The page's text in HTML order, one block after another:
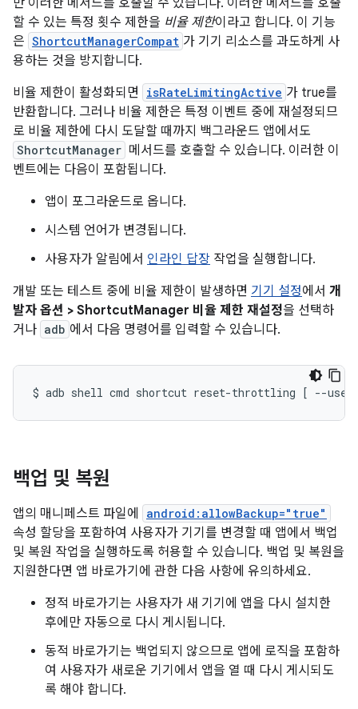
할 수 있는 특정 횟수 제한을 비율 제한이라고 합니다. 이 기능
은 ShortcutManagerCompat 가 기기 리소스를 과도하게 사
용하는 것을 방지합니다.
비율 제한이 활성화되면
isRateLimitingActive 가 true를
반환합니다. 그러나 비율 제한은 특정 이벤트 중에 재설정되므
로 비율 제한에 다시 도달할 때까지 백그라운드 앱에서도
ShortcutManager 메서드를 호출할 수 있습니다. 이러한 이
벤트에는 다음이 포함됩니다.
앱이 포그라운드로 옵니다.
시스템 언어가 변경됩니다.
사용자가 알림에서 인라인 답장 작업을 실행합니다.
개발 또는 테스트 중에 비율 제한이 발생하면 기기 설정에서 개
발자 옵션 > ShortcutManager 비율 제한 재설정을 선택하
거나 adb 에서 다음 명령어를 입력할 수 있습니다.
$ adb shell cmd shortcut reset-throttling [ --user
백업 및 복원
앱의 매니페스트 파일에 android:allowBackup="true"
속성 할당을 포함하여 사용자가 기기를 변경할 때 앱에서 백업
및 복원 작업을 실행하도록 허용할 수 있습니다. 백업 및 복원을
지원한다면 앱 바로가기에 관한 다음 사항에 유의하세요.
정적 바로가기는 사용자가 새 기기에 앱을 다시 설치한
후에만 자동으로 다시 게시됩니다.
동적 바로가기는 백업되지 않으므로 앱에 로직을 포함하
여 사용자가 새로운 기기에서 앱을 열 때 다시 게시되도
록 해야 합니다.